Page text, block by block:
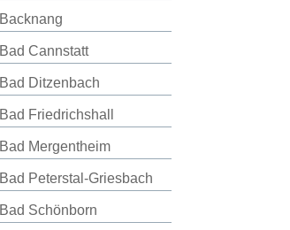
Backnang
Bad Cannstatt
Bad Ditzenbach
Bad Friedrichshall
Bad Mergentheim
Bad Peterstal-Griesbach
Bad Schönborn